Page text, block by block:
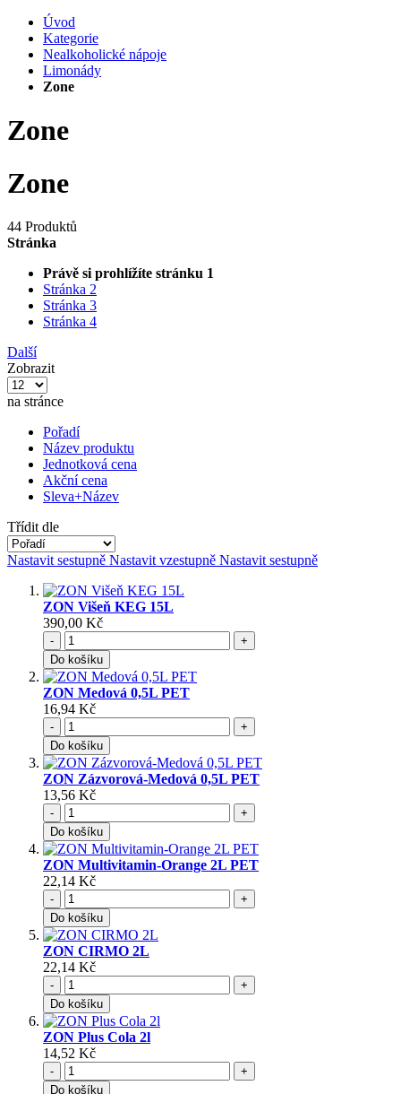
Úvod
Kategorie
Nealkoholické nápoje
Limonády
Zone
Zone
Zone
44 Produktů
Stránka
Právě si prohlížíte stránku 1
Stránka 2
Stránka 3
Stránka 4
Další
Zobrazit
na stránce
Pořadí
Název produktu
Jednotková cena
Akční cena
Sleva+Název
Třídit dle
Nastavit sestupně Nastavit vzestupně Nastavit sestupně
ZON Višeň KEG 15L
390,00 Kč
-
+
Do košíku
ZON Medová 0,5L PET
16,94 Kč
-
+
Do košíku
ZON Zázvorová-Medová 0,5L PET
13,56 Kč
-
+
Do košíku
ZON Multivitamin-Orange 2L PET
22,14 Kč
-
+
Do košíku
ZON CIRMO 2L
22,14 Kč
-
+
Do košíku
ZON Plus Cola 2l
14,52 Kč
-
+
Do košíku